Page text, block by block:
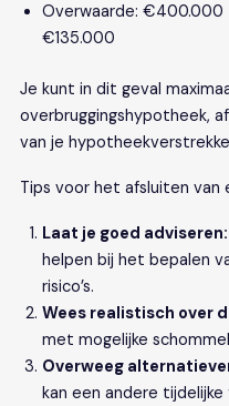
Overwaarde:
€135.000
Je kunt in dit geval
overbruggingshypotheek,
van je
Tips voor het afsluiten van
Laat je goed adviseren:
helpen bij het bepalen
risico’s.
Wees realistisch over
met mogelijke
Overweeg
kan een andere